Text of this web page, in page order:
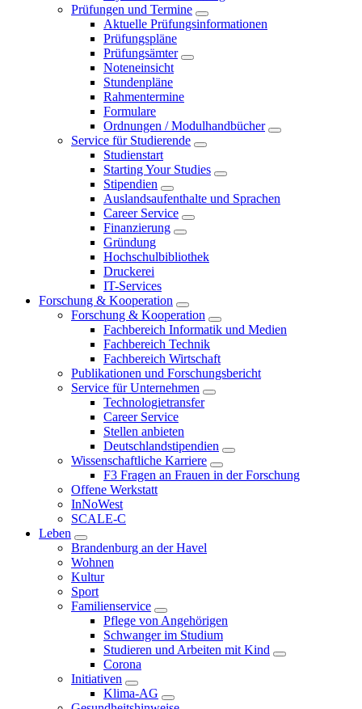
Prüfungen und Termine
Aktuelle Prüfungsinformationen
Prüfungspläne
Prüfungsämter
Noteneinsicht
Stundenpläne
Rahmentermine
Formulare
Ordnungen / Modulhandbücher
Service für Studierende
Studienstart
Starting Your Studies
Stipendien
Auslandsaufenthalte und Sprachen
Career Service
Finanzierung
Gründung
Hochschulbibliothek
Druckerei
IT-Services
Forschung & Kooperation
Forschung & Kooperation
Fachbereich Informatik und Medien
Fachbereich Technik
Fachbereich Wirtschaft
Publikationen und Forschungsbericht
Service für Unternehmen
Technologietransfer
Career Service
Stellen anbieten
Deutschlandstipendien
Wissenschaftliche Karriere
F3 Fragen an Frauen in der Forschung
Offene Werkstatt
InNoWest
SCALE-C
Leben
Brandenburg an der Havel
Wohnen
Kultur
Sport
Familienservice
Pflege von Angehörigen
Schwanger im Studium
Studieren und Arbeiten mit Kind
Corona
Initiativen
Klima-AG